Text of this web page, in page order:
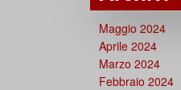
Maggio 2024
Aprile 2024
Marzo 2024
Febbraio 2024